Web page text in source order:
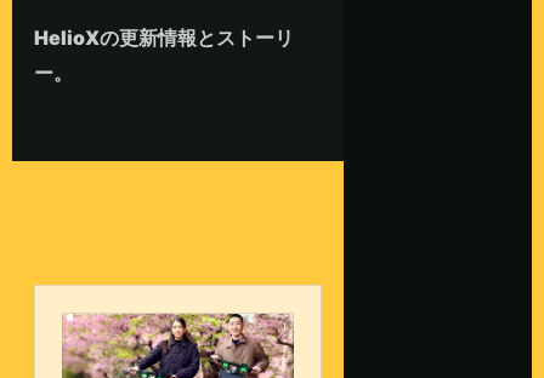
HelioXの更新情報とストーリ
ー。